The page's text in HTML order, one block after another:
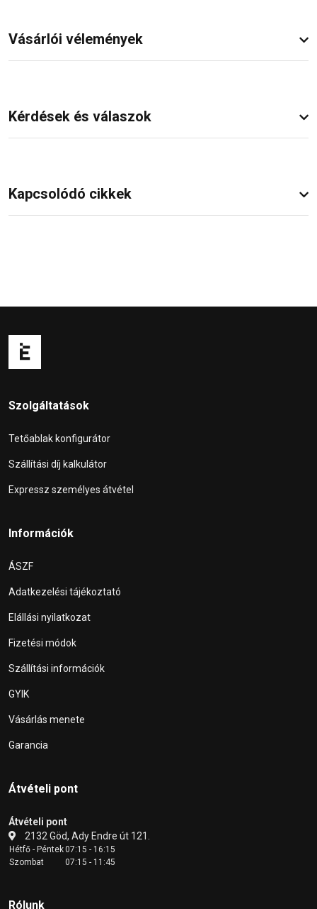
Vásárlói vélemények
Kérdések és válaszok
Kapcsolódó cikkek
Szolgáltatások
Tetőablak konfigurátor
Szállítási díj kalkulátor
Expressz személyes átvétel
Információk
ÁSZF
Adatkezelési tájékoztató
Elállási nyilatkozat
Fizetési módok
Szállítási információk
GYIK
Vásárlás menete
Garancia
Átvételi pont
Átvételi pont
2132 Göd, Ady Endre út 121.
Hétfő - Péntek07:15 - 16:15
Szombat
07:15 - 11:45
Rólunk